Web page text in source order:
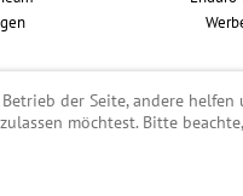
Begriff "Enduro" auf Wikipedia
Endurotraining, Endurotouren,
der Seite, andere
möchtest. Bitte